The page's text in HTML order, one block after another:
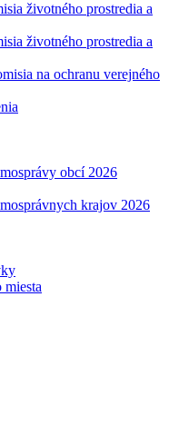
životného prostredia a
životného prostredia a
na ochranu verejného
obcí 2026
krajov 2026